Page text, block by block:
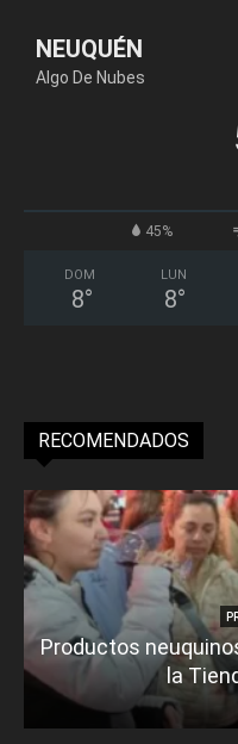
NEUQUÉN
Algo De Nubes
45%
DOM
8°
LUN
8°
RECOMENDADOS
Productos
la